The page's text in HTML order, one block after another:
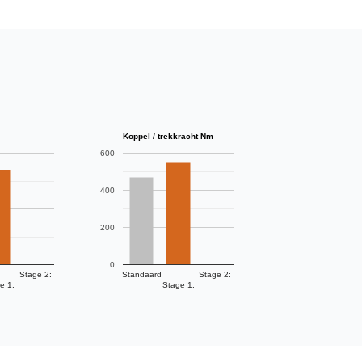
1:
Stage 2:
Koppel / trekkracht Nm
Standaard
Stage 1:
Stage 2:
0
200
400
600